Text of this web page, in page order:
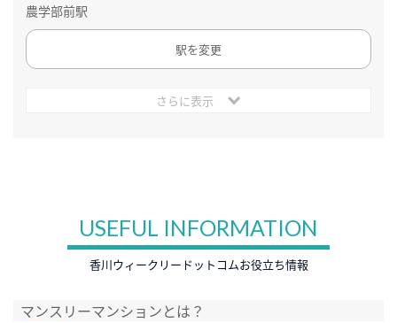
農学部前駅
駅を変更
さらに表示
USEFUL INFORMATION
香川ウィークリードットコムお役立ち情報
マンスリーマンションとは？